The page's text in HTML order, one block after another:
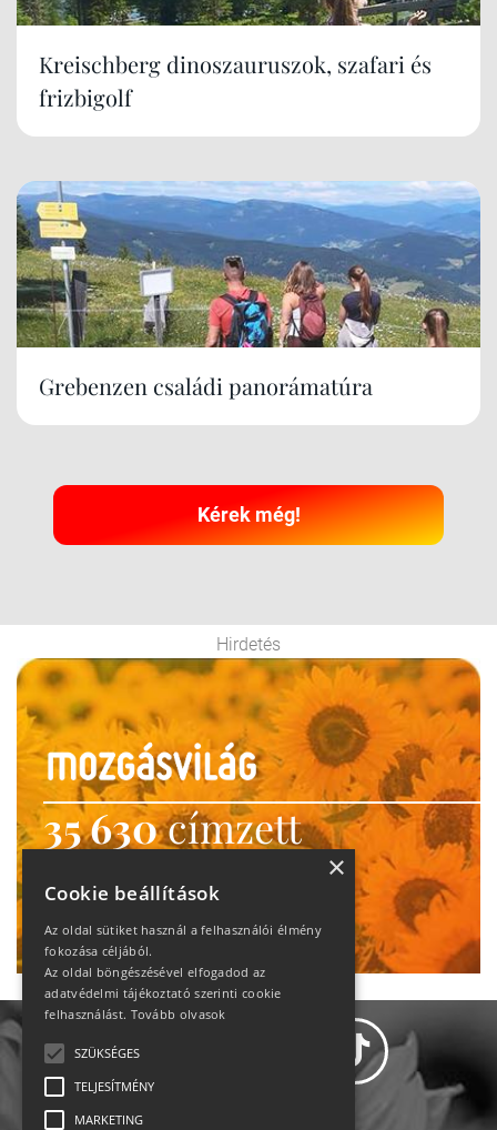
Kreischberg dinoszauruszok, szafari és
frizbigolf
Grebenzen családi panorámatúra
Kérek még!
Hirdetés
35 630címzett
heti motiváció
Ne maradj le!
×
Cookie beállítások
Az oldal sütiket használ a felhasználói élmény
fokozása céljából.
Az oldal böngészésével elfogadod az
adatvédelmi tájékoztató szerinti cookie
felhasználást. Tovább olvasok
SZÜKSÉGES
TELJESÍTMÉNY
MARKETING